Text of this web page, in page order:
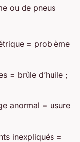
ou de pneus
= problème
= brûle d’huile ;
anormal = usure
inexpliqués =